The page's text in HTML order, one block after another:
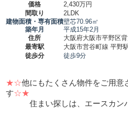
価格
2,430万円
間取り
2LDK
建物面積・専有面積壁芯70.96㎡
築年月
平成15年2月
住所
大阪府大阪市平野区
最寄駅
大阪市営谷町線 平野
徒歩分
徒歩9分
★☆他にもたくさん物件をご用意
す☆★
住まい探しは、エースカン